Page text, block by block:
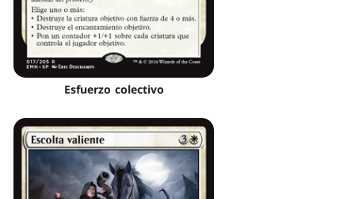
Esfuerzo colectivo